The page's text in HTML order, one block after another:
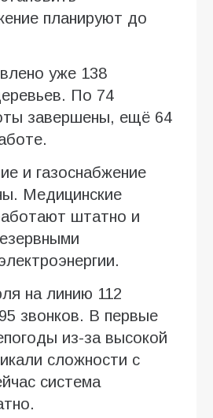
планируют до
уже 138
По 74
завершены, ещё 64
и газоснабжение
Медицинские
штатно и
на линию 112
звонков. В первые
из-за высокой
сложности с
система